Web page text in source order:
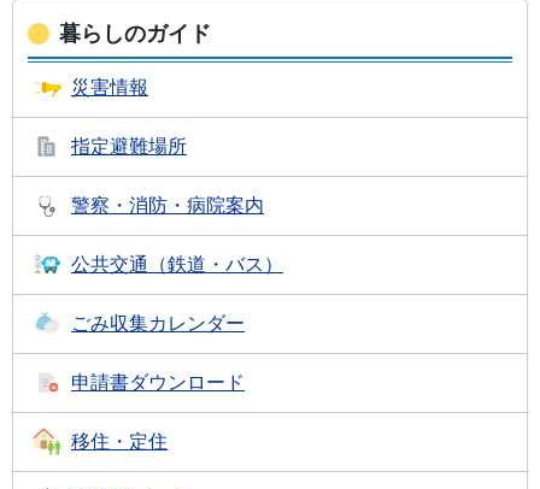
暮らしのガイド
災害情報
指定避難場所
警察・消防・ 病院案内
公共交通 （鉄道・バス）
ごみ収集カレンダー
申請書ダウンロード
移住・定住